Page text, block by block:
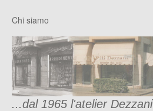
Chi siamo
...dal 1965 l'atelier